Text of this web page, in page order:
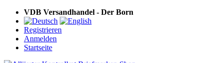
VDB Versandhandel - Der Born
Registrieren
Anmelden
Startseite